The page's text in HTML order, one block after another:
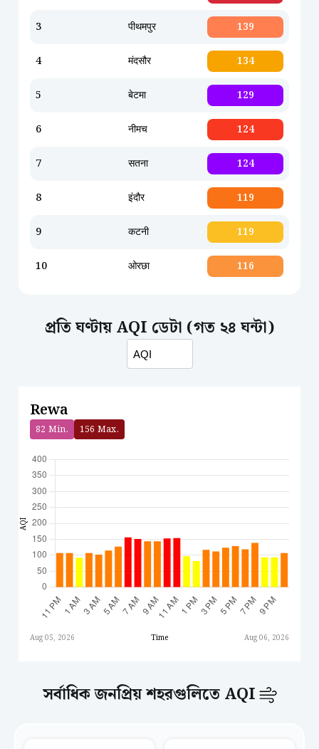
3 पीथमपुर 139
4 मंदसौर 134
5 बेटमा 129
6 नीमच 124
7 सतना 124
8 इंदौर 119
9 कटनी 119
10 ओरछा 116
প্রতি ঘণ্টায় AQI ডেটা (গত ২৪ ঘন্টা)
Rewa
82 Min. 156 Max.
AQI
Aug 05, 2026 Time Aug 06, 2026
সর্বাধিক জনপ্রিয় শহরগুলিতে AQI